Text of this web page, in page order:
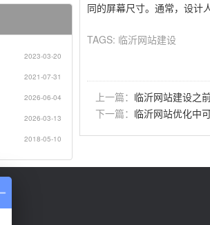
2023-03-20
2021-07-31
2026-06-04
2026-03-13
2018-05-10
同的屏幕尺寸。通常，设计
TAGS: 临沂网站建设
上一篇： 临沂网站建设之
下一篇： 临沂网站优化中